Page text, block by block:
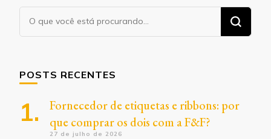
Procurando
algo?
POSTS RECENTES
Fornecedor de etiquetas e ribbons: por
que comprar os dois com a F&F?
27 de julho de 2026